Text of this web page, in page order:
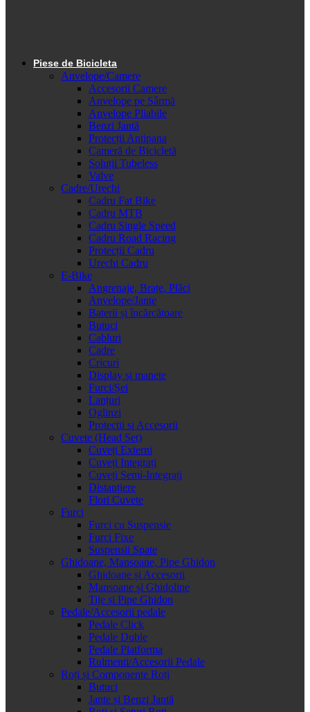
Piese de Bicicleta
Anvelope/Camere
Accesorii Camere
Anvelope pe Sârmă
Anvelope Pliabile
Benzi Jantă
Protecții Antipana
Cameră de Bicicletă
Soluții Tubeless
Valve
Cadre/Urechi
Cadru Fat Bike
Cadru MTB
Cadru Single Speed
Cadru Road Racing
Protecții Cadru
Urechi Cadru
E-Bike
Angrenaje, Brațe, Plăci
Anvelope/Jante
Baterii și încărcătoare
Butuci
Cabluri
Cadre
Cricuri
Display și manete
Furci/Șei
Lanțuri
Oglinzi
Protectii si Accesorii
Cuvete (Head Set)
Cuveți Externi
Cuveți Integrați
Cuveți Semi-Integrați
Distanțiere
Flori Cuvete
Furci
Furci cu Suspensie
Furci Fixe
Suspensii Spate
Ghidoane, Mansoane, Pipe Ghidon
Ghidoane și Accesorii
Mansoane și Ghidoline
Tije și Pipe Ghidon
Pedale/Accesorii pedale
Pedale Click
Pedale Duble
Pedale Platforma
Rulmenti/Accesorii Pedale
Roți și Componente Roți
Butuci
Jante și Benzi Jantă